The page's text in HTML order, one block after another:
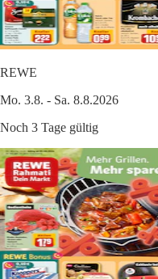
REWE
Mo. 3.8. - Sa. 8.8.2026
Noch 3 Tage gültig